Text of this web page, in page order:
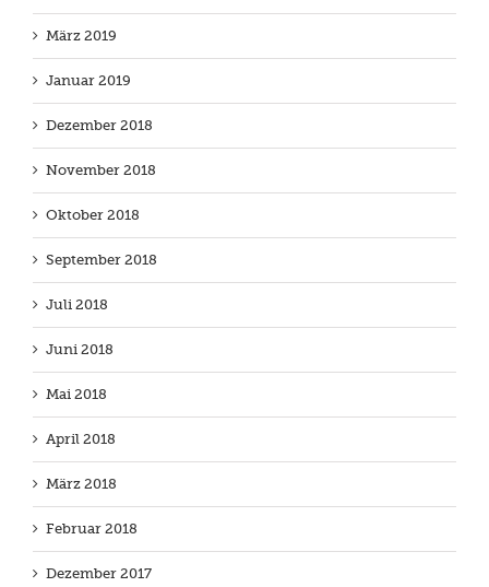
März 2019
Januar 2019
Dezember 2018
November 2018
Oktober 2018
September 2018
Juli 2018
Juni 2018
Mai 2018
April 2018
März 2018
Februar 2018
Dezember 2017